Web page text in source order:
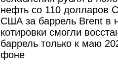
нефть со 110 долларов
США за баррель Brent в
котировки смогли
баррель только к маю
фоне